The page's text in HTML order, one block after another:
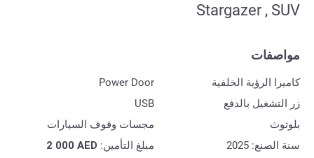
Stargazer , SUV
مواصفات
كاميرا الرؤية الخلفية
زر التشغيل بالدفع
بلوتوث
سنة الصنع: 2025
Power Door
USB
مجسات وقوف السيارات
مبلغ التأمين:
2 000 AED